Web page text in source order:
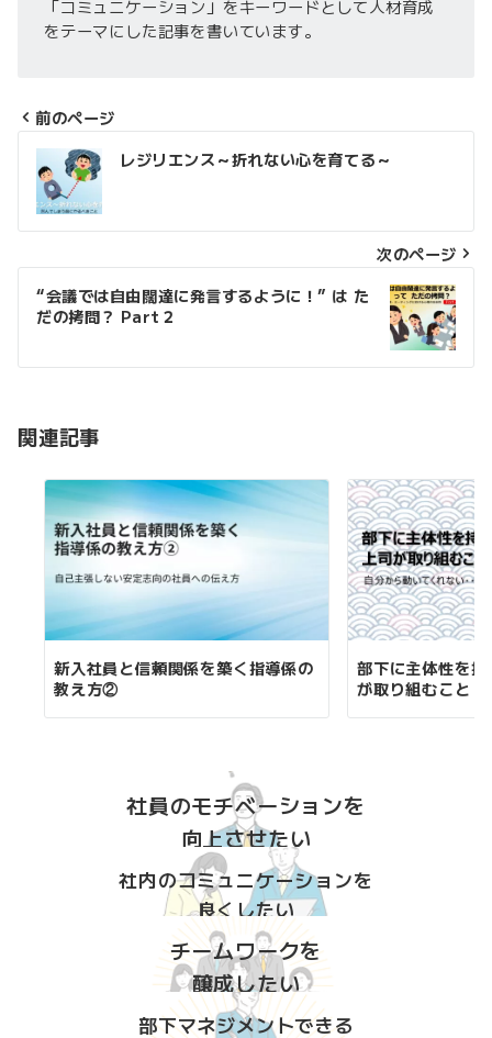
「コミュニケーション」をキーワードとして人材育成
をテーマにした記事を書いています。
投
稿
ナ
ビ
ゲ
シ
ン
前のページ
レジリエンス～折れない心を育てる～
次のページ
“会議では自由闊達に発言するように！” は た
だの拷問？ Part２
関連記事
新入社員と信頼関係を築く指導係の
教え方②
部下に主体性を
が取り組むこと
社員のモチベーションを
向上させたい
社内のコミュニケーションを
良くしたい
チームワークを
醸成したい
部下マネジメントできる